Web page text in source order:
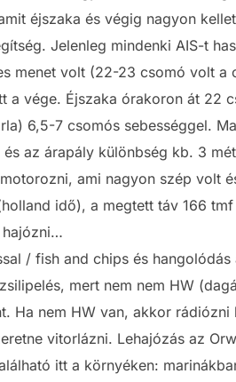
éjszaka és végig nagyon
Jelenleg mindenki AIS-t
menet volt (22-23 csomó volt
a vége. Éjszaka órakoron át 22
6,5-7 csomós sebességgel.
az árapály különbség kb. 3
ami nagyon szép volt
idő), a megtett táv 166
hajózni…
/ fish and chips és
mert nem nem HW
Ha nem HW van, akkor
vitorlázni. Lehajózás az
itt a környéken: